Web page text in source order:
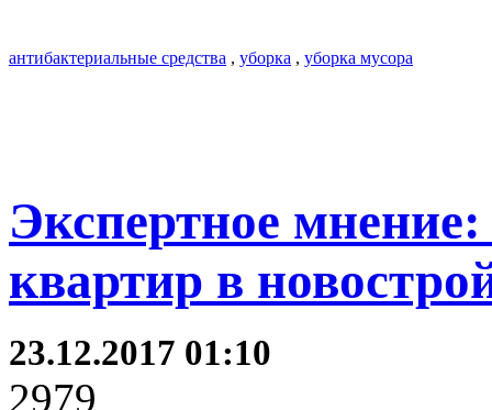
антибактериальные средства , уборка , уборка мусора
Экспертное
квартир в
23.12.2017 01:10
2979